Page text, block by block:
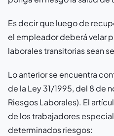
Es decir que luego de
el empleador deberá velar
laborales transitorias sean
Lo anterior se encuentra
de la Ley 31/1995, del 8 de
Riesgos Laborales). El
de los trabajadores
determinados riesgos: